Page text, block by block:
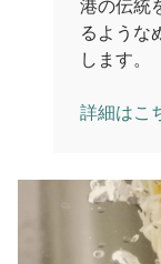
港の伝統
るような
します。
詳細はこ